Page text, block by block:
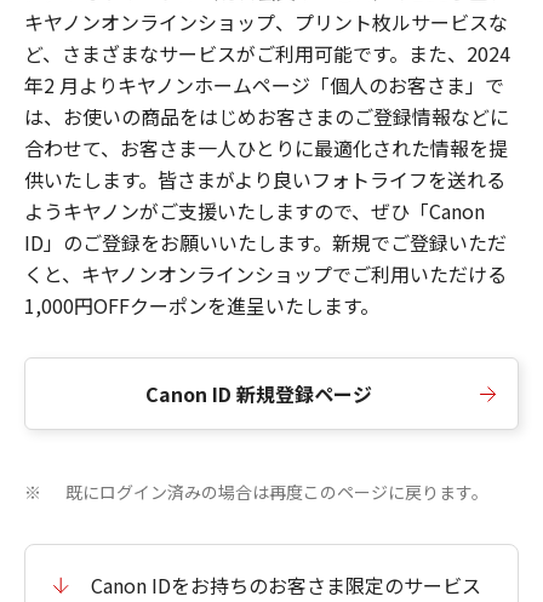
キヤノンオンラインショップ、プリント枚ルサービスな
ど、さまざまなサービスがご利用可能です。また、2024
年2 月よりキヤノンホームページ「個人のお客さま」で
は、お使いの商品をはじめお客さまのご登録情報などに
合わせて、お客さま一人ひとりに最適化された情報を提
供いたします。皆さまがより良いフォトライフを送れる
ようキヤノンがご支援いたしますので、ぜひ「Canon
ID」のご登録をお願いいたします。新規でご登録いただ
くと、キヤノンオンラインショップでご利用いただける
1,000円OFFクーポンを進呈いたします。
Canon ID 新規登録ページ
※ 既にログイン済みの場合は再度このページに戻ります。
Canon IDをお持ちのお客さま限定のサービス